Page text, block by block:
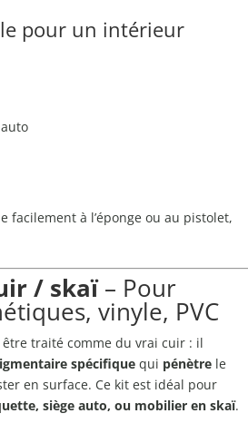
pour un intérieur
facilement à l’éponge ou au pistolet,
/ skaï– Pour
vinyle, PVC
traité comme du vrai cuir : il
spécifique qui pénètre le
en surface. Ce kit est idéal pour
siège auto, ou mobilier en skaï.